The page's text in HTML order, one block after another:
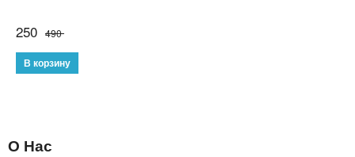
250 490
О Нас